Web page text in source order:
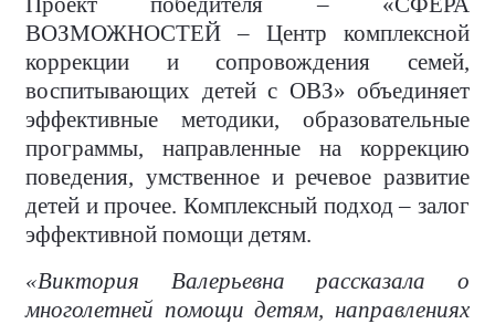
ВОЗМОЖНОСТЕЙ – Центр комплексной
коррекции и сопровождения семей,
воспитывающих детей с ОВЗ» объединяет
эффективные методики, образовательные
программы, направленные на коррекцию
поведения, умственное и речевое развитие
детей и прочее. Комплексный подход – залог
эффективной помощи детям.
«Виктория Валерьевна рассказала о
многолетней помощи детям, направлениях